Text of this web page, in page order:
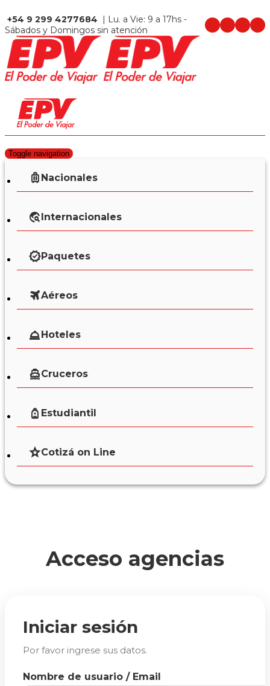
+54 9 299 4277684 | Lu. a Vie: 9 a 17hs -
Sábados y Domingos sin atención
Toggle navigation
Nacionales
Internacionales
Paquetes
Aéreos
Hoteles
Cruceros
Estudiantil
Cotizá on Line
Acceso agencias
Iniciar sesión
Por favor ingrese sus datos.
Nombre de usuario / Email